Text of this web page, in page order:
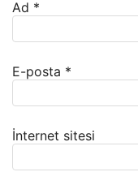
Ad *
E-posta *
İnternet sitesi